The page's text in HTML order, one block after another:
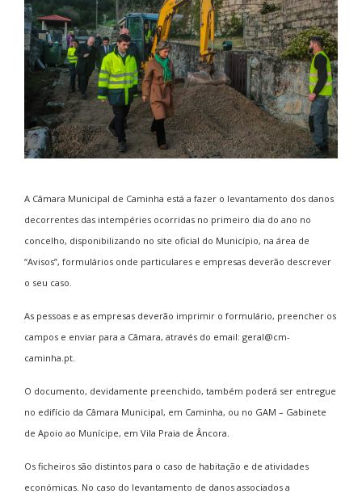
A Câmara Municipal de Caminha está a fazer o levantamento dos danos
decorrentes das intempéries ocorridas no primeiro dia do ano no
concelho, disponibilizando no site oficial do Município, na área de
“Avisos”, formulários onde particulares e empresas deverão descrever
o seu caso.
As pessoas e as empresas deverão imprimir o formulário, preencher os
campos e enviar para a Câmara, através do email: geral@cm-
caminha.pt
O documento, devidamente preenchido, também poderá ser entregue
no edifício da Câmara Municipal, em Caminha, ou no GAM – Gabinete
de Apoio ao Munícipe, em Vila Praia de Âncora.
Os ficheiros são distintos para o caso de habitação e de atividades
económicas. No caso do levantamento de danos associados a